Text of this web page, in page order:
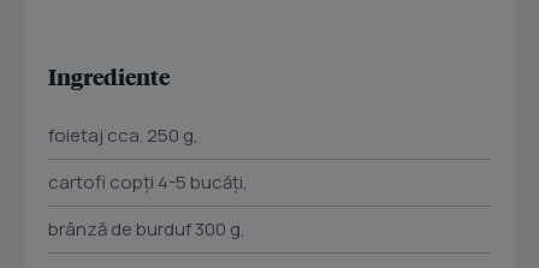
Ingrediente
foietaj cca. 250 g,
cartofi copți 4-5 bucăți,
brânză de burduf 300 g,